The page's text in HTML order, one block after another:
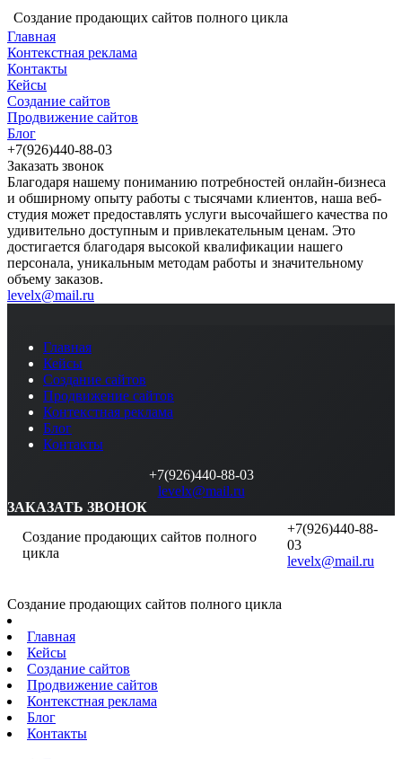
Создание продающих сайтов полного цикла
Главная
Контекстная реклама
Контакты
Кейсы
Создание сайтов
Продвижение сайтов
Блог
+7(926)440-88-03
Заказать звонок
Благодаря нашему пониманию потребностей онлайн-бизнеса
и обширному опыту работы с тысячами клиентов, наша веб-
студия может предоставлять услуги высочайшего качества по
удивительно доступным и привлекательным ценам. Это
достигается благодаря высокой квалификации нашего
персонала, уникальным методам работы и значительному
объему заказов.
levelx@mail.ru
Главная
Кейсы
Создание сайтов
Продвижение сайтов
Контекстная реклама
Блог
Контакты
+7(926)440-88-03
levelx@mail.ru
ЗАКАЗАТЬ ЗВОНОК
Создание продающих сайтов полного
цикла
+7(926)440-88-
03
levelx@mail.ru
Создание продающих сайтов полного цикла
Главная
Кейсы
Создание сайтов
Продвижение сайтов
Контекстная реклама
Блог
Контакты